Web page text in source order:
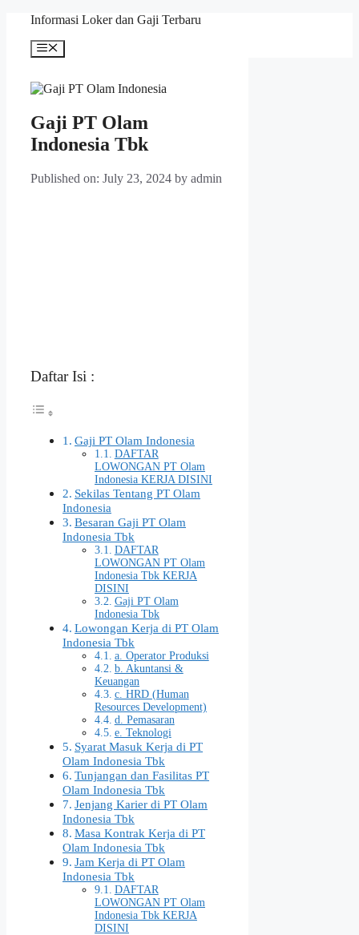
content
Informasi Loker dan Gaji Terbaru
Menu
Gaji PT Olam
Indonesia Tbk
Published on: July 23, 2024 by admin
Daftar Isi :
Gaji PT Olam Indonesia
DAFTAR
LOWONGAN PT Olam
Indonesia KERJA DISINI
Sekilas Tentang PT Olam
Indonesia
Besaran Gaji PT Olam
Indonesia Tbk
DAFTAR
LOWONGAN PT Olam
Indonesia Tbk KERJA
DISINI
Gaji PT Olam
Indonesia Tbk
Lowongan Kerja di PT Olam
Indonesia Tbk
a. Operator Produksi
b. Akuntansi &
Keuangan
c. HRD (Human
Resources Development)
d. Pemasaran
e. Teknologi
Syarat Masuk Kerja di PT
Olam Indonesia Tbk
Tunjangan dan Fasilitas PT
Olam Indonesia Tbk
Jenjang Karier di PT Olam
Indonesia Tbk
Masa Kontrak Kerja di PT
Olam Indonesia Tbk
Jam Kerja di PT Olam
Indonesia Tbk
DAFTAR
LOWONGAN PT Olam
Indonesia Tbk KERJA
DISINI